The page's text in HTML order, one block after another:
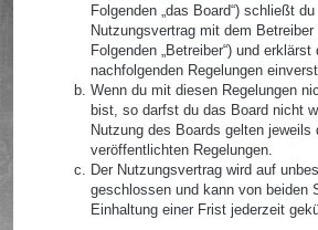
Folgenden „das Board“) schließt
Nutzungsvertrag mit dem
Folgenden „Betreiber“) und
nachfolgenden Regelungen
Wenn du mit diesen Regelungen
bist, so darfst du das Board nicht
Nutzung des Boards gelten jeweils
veröffentlichten Regelungen.
Der Nutzungsvertrag wird auf
geschlossen und kann von beiden
Einhaltung einer Frist jederzeit